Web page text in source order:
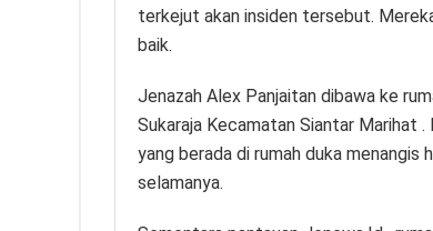
terkejut akan insiden tersebut.
baik.
Jenazah Alex Panjaitan dibawa ke
Sukaraja Kecamatan Siantar Marihat
yang berada di rumah duka
selamanya.